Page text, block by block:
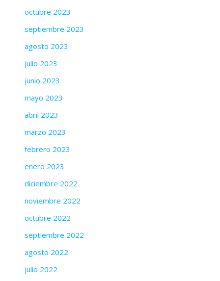
octubre 2023
septiembre 2023
agosto 2023
julio 2023
junio 2023
mayo 2023
abril 2023
marzo 2023
febrero 2023
enero 2023
diciembre 2022
noviembre 2022
octubre 2022
septiembre 2022
agosto 2022
julio 2022